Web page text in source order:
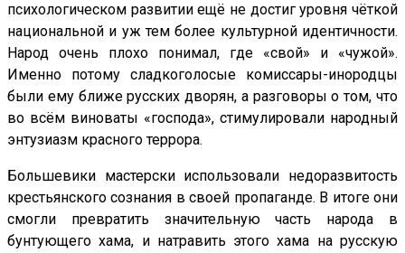
психологическом развитии ещё не достиг уровня чёткой
национальной и уж тем более культурной идентичности.
Народ очень плохо понимал, где «свой» и «чужой».
Именно потому сладкоголосые комиссары-инородцы
были ему ближе русских дворян, а разговоры о том, что
во всём виноваты «господа», стимулировали народный
энтузиазм красного террора.
Большевики мастерски использовали недоразвитость
крестьянского сознания в своей пропаганде. В итоге они
смогли превратить значительную часть народа в
бунтующего хама, и натравить этого хама на русскую